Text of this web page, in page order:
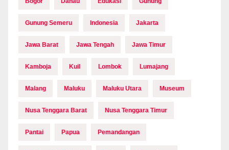
Gunung Semeru Indonesia Jakarta
Jawa Barat Jawa Tengah Jawa Timur
Kamboja Kuil Lombok Lumajang
Malang Maluku Maluku Utara Museum
Nusa Tenggara Barat Nusa Tenggara Timur
Pantai Papua Pemandangan